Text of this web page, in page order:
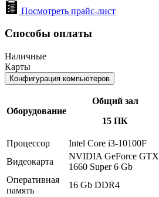
Посмотреть прайс-лист
Способы оплаты
Наличные
Карты
Конфигурация компьютеров
Оборудование
Общий зал
15 ПК
Процессор Intel Core i3-10100F
Видеокарта
NVIDIA GeForce GTX
1660 Super 6 Gb
Оперативная
память
16 Gb DDR4